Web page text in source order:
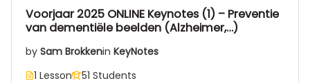
Voorjaar 2025 ONLINE Keynotes (1) – Preventie
van dementiële beelden (Alzheimer,…)
by Sam Brokkenin KeyNotes
1 Lesson
51 Students